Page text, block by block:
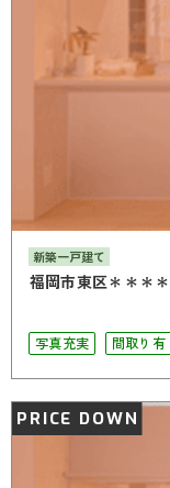
新築一戸建て
福岡市東区＊＊＊＊
写真充実
間取り有
オール電化
PRICE DOWN